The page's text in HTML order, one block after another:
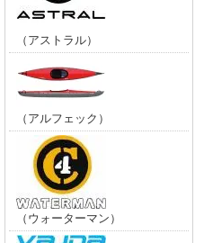
（アストラル）
（アルフェック）
（ウォーターマン）